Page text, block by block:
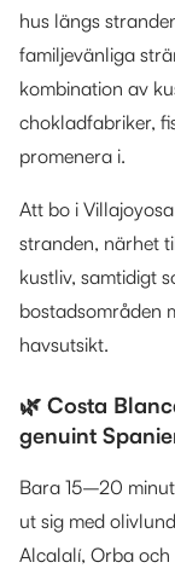
hus längs
familjevänliga
kombination av
chokladfabriker,
promenera i.
Att bo i
stranden, närhet
kustliv, samtidigt
bostadsområden
havsutsikt.
🌿 Costa
genuint
Bara 15–20
ut sig med
Alcalalí, Orba